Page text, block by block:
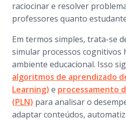
raciocinar e resolver
professores quanto
Em termos simples, trata-se
simular processos cognitivos
ambiente educacional. Isso
algoritmos de aprendizado
Learning) e processamento
(PLN) para analisar o
adaptar conteúdos,